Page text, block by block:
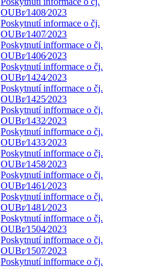
OUBr⁄1408⁄2023
Poskytnutí informace o čj.
OUBr⁄1407⁄2023
Poskytnutí infformace o čj.
OUBr⁄1406⁄2023
Poskytnutí infformace o čj.
OUBr⁄1424⁄2023
Poskytnutí infformace o čj.
OUBr⁄1425⁄2023
Poskytnutí infformace o čj.
OUBr⁄1432⁄2023
Poskytnutí infformace o čj.
OUBr⁄1433⁄2023
Poskytnutí infformace o čj.
OUBr⁄1458⁄2023
Poskytnutí infformace o čj.
OUBr⁄1461⁄2023
Poskytnutí infformace o čj.
OUBr⁄1481⁄2023
Poskytnutí infformace o čj.
OUBr⁄1504⁄2023
Poskytnutí infformace o čj.
OUBr⁄1507⁄2023
Poskytnutí infformace o čj.